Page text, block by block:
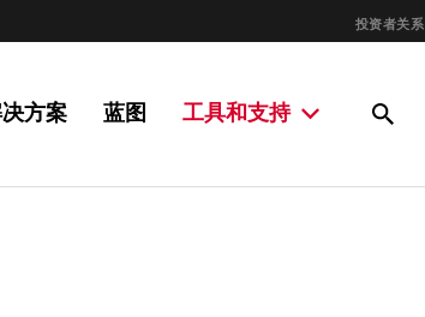
投资者关系
方案 蓝图 工具和支持